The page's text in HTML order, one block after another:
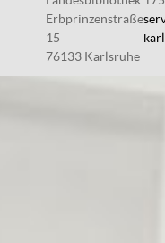
Erbprinzenstraße
15
76133 Karlsruhe